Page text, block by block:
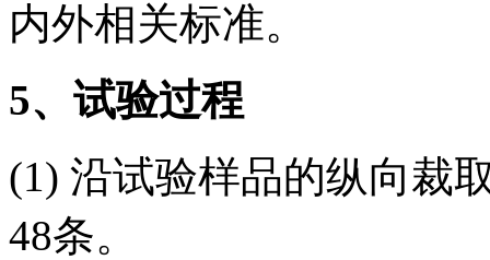
内外相关标准。
5、试验过程
(1) 沿试验样品的纵向裁
48条。